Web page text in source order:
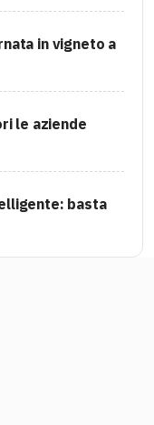
in vigneto a
le aziende
basta